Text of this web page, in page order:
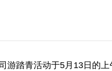
游踏青活动于5月13日的上